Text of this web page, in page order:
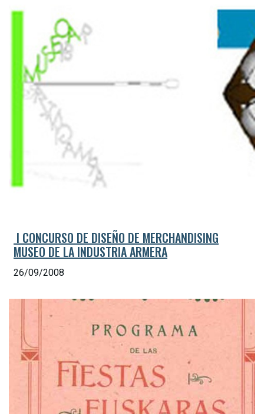
 I CONCURSO DE DISEÑO DE MERCHANDISING
MUSEO DE LA INDUSTRIA ARMERA
26/09/2008